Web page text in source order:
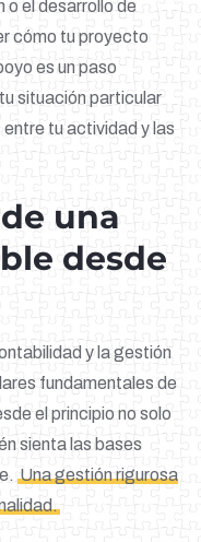
o el desarrollo de
cómo tu proyecto
es un paso
situación particular
tu actividad y las
una
desde
y la gestión
fundamentales de
el principio no solo
sienta las bases
Una gestión rigurosa